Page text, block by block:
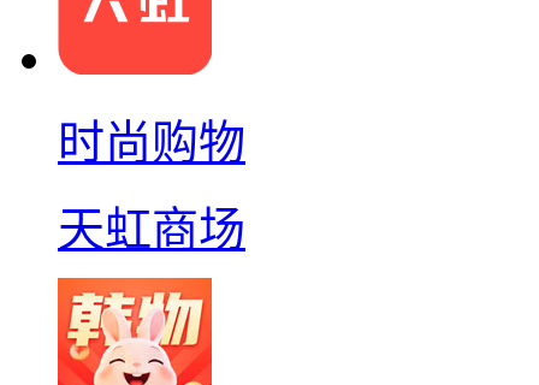
时尚购物
天虹商场